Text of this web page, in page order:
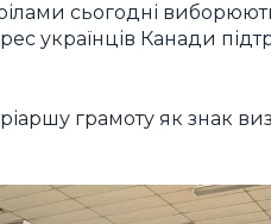
сьогодні
українців Канади
грамоту як знак